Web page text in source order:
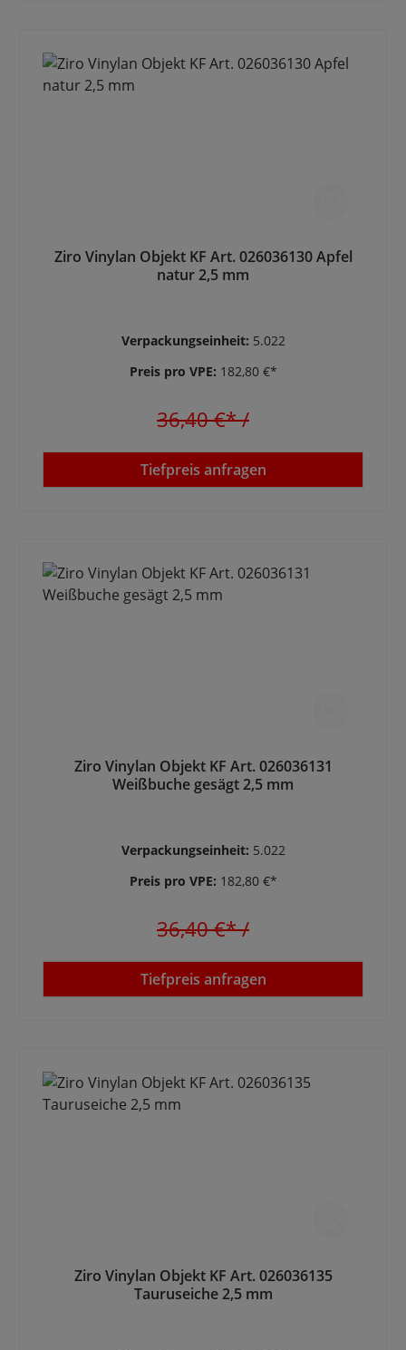
Ziro Vinylan Objekt KF Art. 026036130 Apfel
natur 2,5 mm
Verpackungseinheit: 5.022
Preis pro VPE: 182,80 €*
36,40 €*/
Tiefpreis anfragen
Ziro Vinylan Objekt KF Art. 026036131
Weißbuche gesägt 2,5 mm
Verpackungseinheit: 5.022
Preis pro VPE: 182,80 €*
36,40 €*/
Tiefpreis anfragen
Ziro Vinylan Objekt KF Art. 026036135
Tauruseiche 2,5 mm